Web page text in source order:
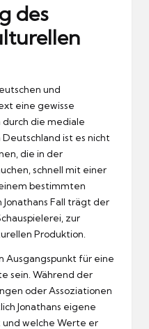
des
und
eine gewisse
die mediale
Deutschland ist es nicht
die in der
schnell mit einer
bestimmten
Fall trägt der
zur
Produktion.
Ausgangspunkt für eine
sein. Während der
oder Assoziationen
Jonathans eigene
und welche Werte er